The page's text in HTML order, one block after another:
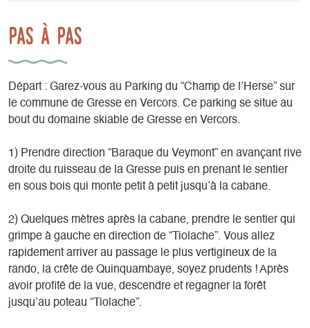
Pas à pas
Départ : Garez-vous au Parking du “Champ de l’Herse” sur
le commune de Gresse en Vercors. Ce parking se situe au
bout du domaine skiable de Gresse en Vercors.
1) Prendre direction “Baraque du Veymont” en avançant rive
droite du ruisseau de la Gresse puis en prenant le sentier
en sous bois qui monte petit à petit jusqu’à la cabane.
2) Quelques mètres après la cabane, prendre le sentier qui
grimpe à gauche en direction de “Tiolache”. Vous allez
rapidement arriver au passage le plus vertigineux de la
rando, la crête de Quinquambaye, soyez prudents ! Après
avoir profité de la vue, descendre et regagner la forêt
jusqu’au poteau “Tiolache”.